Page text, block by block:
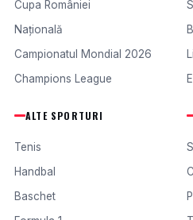
Cupa României
Națională
Campionatul Mondial 2026
Champions League
ALTE SPORTURI
Tenis
Handbal
Baschet